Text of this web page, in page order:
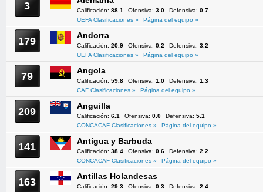
3 Calificación: 88.1 Ofensiva: 3.0 Defensiva: 0.7
UEFA Clasificaciones »
Página del equipo »
179 Andorra
Calificación: 20.9 Ofensiva: 0.2 Defensiva: 3.2
UEFA Clasificaciones »
Página del equipo »
79 Angola
Calificación: 59.8 Ofensiva: 1.0 Defensiva: 1.3
CAF Clasificaciones »
Página del equipo »
209 Anguilla
Calificación: 6.1 Ofensiva: 0.0 Defensiva: 5.1
CONCACAF Clasificaciones »
Página del equipo »
141 Antigua y Barbuda
Calificación: 38.4 Ofensiva: 0.6 Defensiva: 2.2
CONCACAF Clasificaciones »
Página del equipo »
163 Antillas Holandesas
Calificación: 29.3 Ofensiva: 0.3 Defensiva: 2.4